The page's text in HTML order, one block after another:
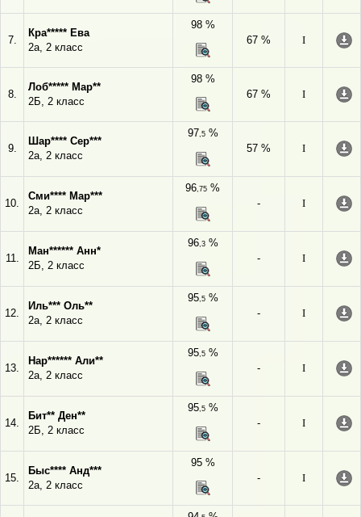
7.
Кра***** Ева
2а, 2 класс
98 %
67 %
I
8.
Лоб***** Мар**
2Б, 2 класс
98 %
67 %
I
9.
Шар**** Сер***
2а, 2 класс
97,5%
57 %
I
10.
Сми**** Мар***
2а, 2 класс
96,75 %
-
I
11.
Ман****** Анн*
2Б, 2 класс
96,3%
-
I
12.
Иль*** Оль**
2а, 2 класс
95,5%
-
I
13.
Нар****** Али**
2а, 2 класс
95,5%
-
I
14.
Бит** Ден**
2Б, 2 класс
95,5%
-
I
15.
Быс**** Анд***
2а, 2 класс
95 %
-
I